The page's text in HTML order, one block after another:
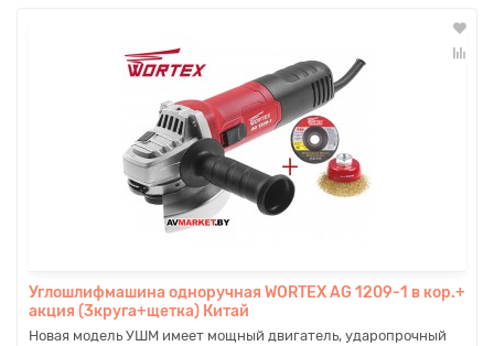
Углошлифмашина одноручная WORTEX AG 1209-1 в кор.+
акция (3круга+щетка) Китай
Новая модель УШМ имеет мощный двигатель, ударопрочный